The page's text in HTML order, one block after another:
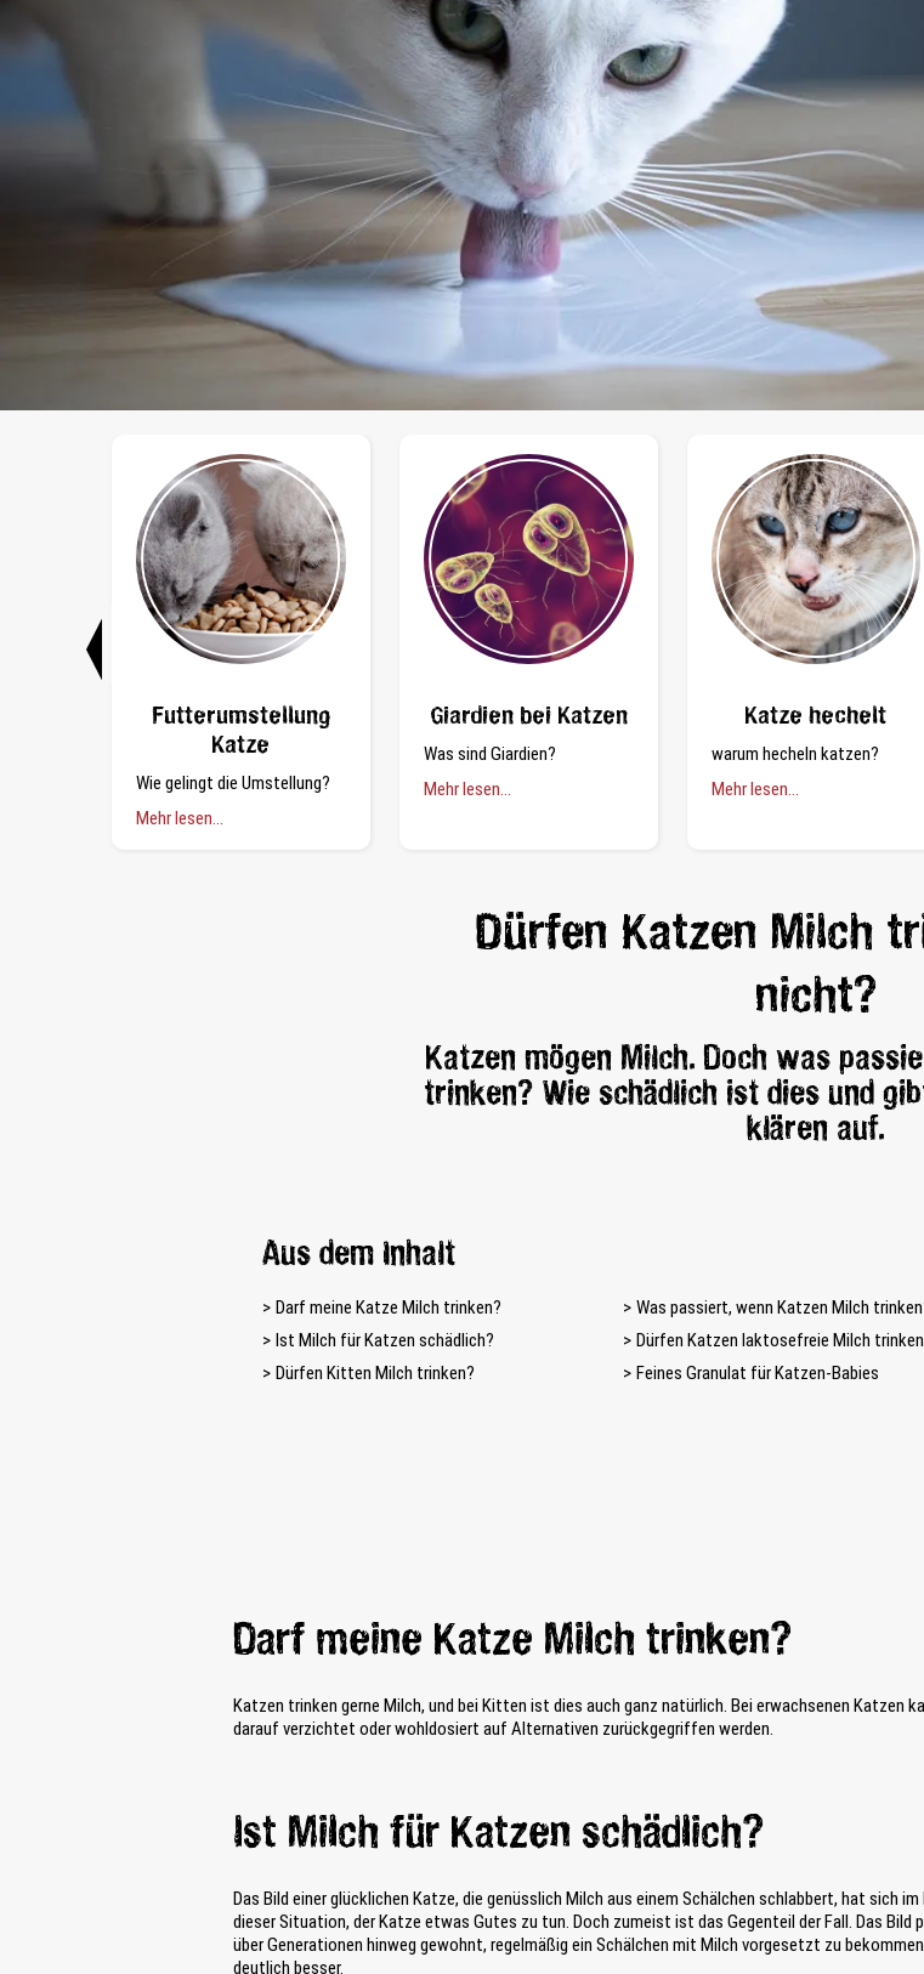
Futterumstellung
Katze
Wie gelingt die Umstellung?
Mehr lesen...
Giardien bei Katzen
Was sind Giardien?
Mehr lesen...
Katze hechelt
warum hecheln katzen?
Mehr lesen...
Dürfen Katzen Milch
nicht?
Katzen mögen Milch. Doch was
trinken? Wie schädlich ist dies und
klären auf.
Aus dem Inhalt
Darf meine Katze Milch trinken?
Ist Milch für Katzen schädlich?
Dürfen Kitten Milch trinken?
Was passiert, wenn Katzen Milch
Dürfen Katzen laktosefreie Milch trinken
Feines Granulat für Katzen-Babies
Darf meine Katze Milch trinken?
Katzen trinken gerne Milch, und bei Kitten ist dies auch ganz natürlich. Bei erwachsenen Katzen
darauf verzichtet oder wohldosiert auf Alternativen zurückgegriffen werden.
Ist Milch für Katzen schädlich?
Das Bild einer glücklichen Katze, die genüsslich Milch aus einem Schälchen schlabbert, hat sich
dieser Situation, der Katze etwas Gutes zu tun. Doch zumeist ist das Gegenteil der Fall. Das
über Generationen hinweg gewohnt, regelmäßig ein Schälchen mit Milch vorgesetzt zu
deutlich besser.